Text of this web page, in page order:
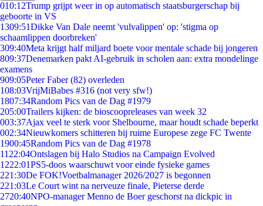
010:12Trump grijpt weer in op automatisch staatsburgerschap bij
geboorte in VS
1309:51Dikke Van Dale neemt 'vulvalippen' op: 'stigma op
schaamlippen doorbreken'
309:40Meta krijgt half miljard boete voor mentale schade bij jongeren
809:37Denemarken pakt AI-gebruik in scholen aan: extra mondelinge
examens
909:05Peter Faber (82) overleden
108:03VrijMiBabes #316 (not very sfw!)
1807:34Random Pics van de Dag #1979
205:00Trailers kijken: de bioscoopreleases van week 32
003:37Ajax veel te sterk voor Shelbourne, maar houdt schade beperkt
002:34Nieuwkomers schitteren bij ruime Europese zege FC Twente
1900:45Random Pics van de Dag #1978
11 22:04Ontslagen bij Halo Studios na Campaign Evolved
1222:01PS5-doos waarschuwt voor einde fysieke games
221:30De FOK!Voetbalmanager 2026/2027 is begonnen
221:03Le Court wint na nerveuze finale, Pieterse derde
2720:40NPO-manager Menno de Boer geschorst na dickpic in